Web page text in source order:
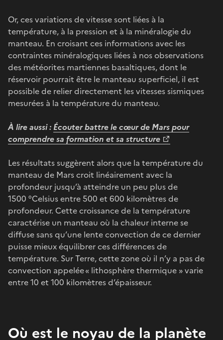
Or, ces variations de vitesse sont liées à la
température, à la pression et à la minéralogie du
manteau. En croisant ces informations avec les
contraintes minéralogiques liées à nos observations
des météorites martiennes basaltiques, dont le
réservoir pourrait être le manteau superficiel, il est
possible de relier directement les vitesses sismiques
mesurées à la température du manteau.
À lire aussi : Écouter battre le cœur de Mars pour
comprendre sa formation et sa structure
Les résultats suggèrent alors que la température du
manteau de Mars croit linéairement avec la
profondeur jusqu’à atteindre un peu plus de
1500 °Celsius entre 500 et 600 kilomètres de
profondeur. Cette croissance de la température
caractérise un manteau où la chaleur interne se
diffuse sans qu’une lente convection de ce dernier
puisse mieux équilibrer ces différences de
température. Sur Terre, cette zone où il n’y a pas de
convection appelée « lithosphère thermique » varie
entre 10 et 100 kilomètres d’épaisseur.
Où est le noyau de la planète